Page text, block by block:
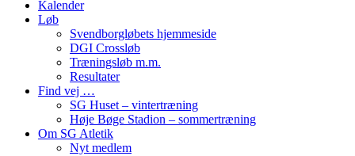
Kalender
Løb
Svendborgløbets hjemmeside
DGI Crossløb
Træningsløb m.m.
Resultater
Find vej …
SG Huset – vintertræning
Høje Bøge Stadion – sommertræning
Om SG Atletik
Nyt medlem